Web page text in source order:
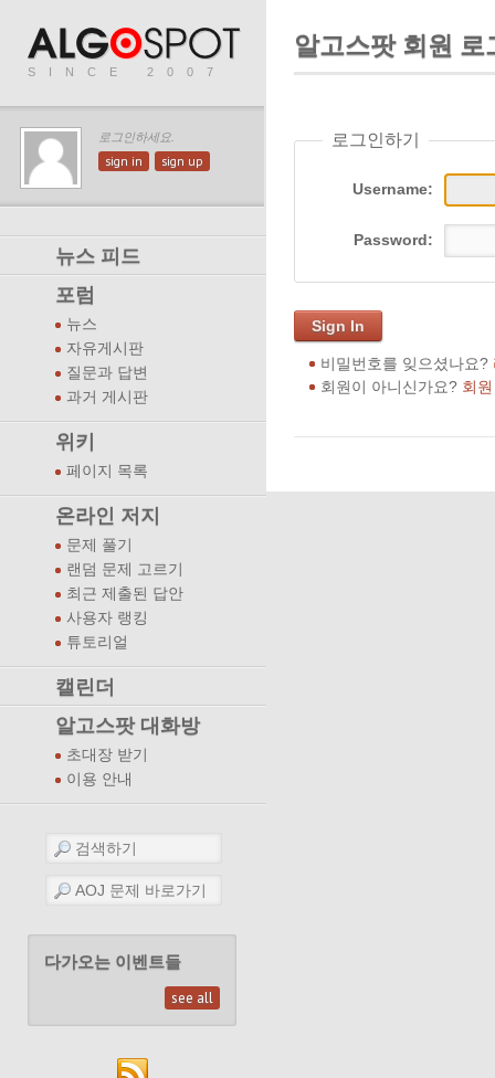
SINCE 2007
로그인하세요.
sign in sign up
뉴스 피드
포럼
뉴스
자유게시판
질문과 답변
과거 게시판
위키
페이지 목록
온라인 저지
문제 풀기
랜덤 문제 고르기
최근 제출된 답안
사용자 랭킹
튜토리얼
캘린더
알고스팟 대화방
초대장 받기
이용 안내
다가오는 이벤트들
see all
알고스팟 회원 로
로그인하기
Username:
Password:
Sign In
비밀번호를 잊으셨나요?
회원이 아니신가요? 회